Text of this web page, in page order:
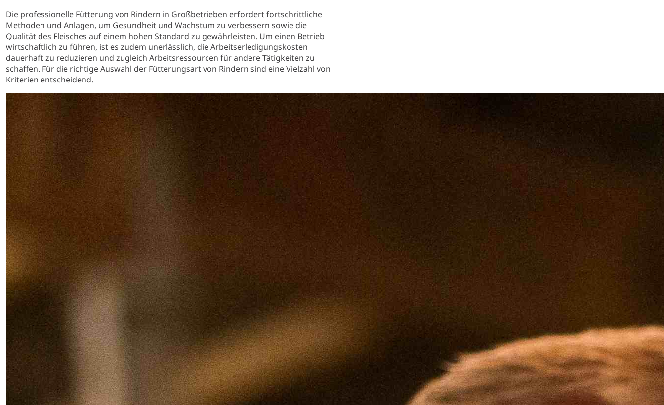
Die professionelle Fütterung von Rindern in Großbetrieben erfordert fortschrittliche
Methoden und Anlagen, um Gesundheit und Wachstum zu verbessern sowie die
Qualität des Fleisches auf einem hohen Standard zu gewährleisten. Um einen Betrieb
wirtschaftlich zu führen, ist es zudem unerlässlich, die Arbeitserledigungskosten
dauerhaft zu reduzieren und zugleich Arbeitsressourcen für andere Tätigkeiten zu
schaffen. Für die richtige Auswahl der Fütterungsart von Rindern sind eine Vielzahl von
Kriterien entscheidend.